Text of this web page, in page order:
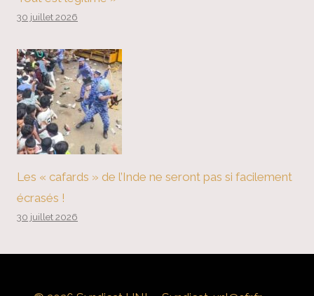
30 juillet 2026
Les « cafards » de l’Inde ne seront pas si facilement
écrasés !
30 juillet 2026